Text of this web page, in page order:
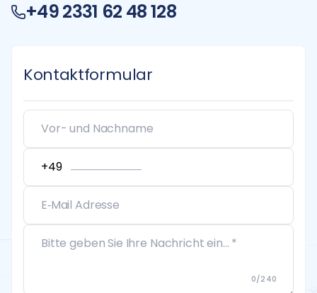
+49 2331 62 48 128
Kontaktformular
0/240